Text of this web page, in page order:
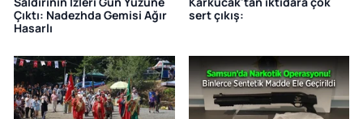
Çıktı: Nadezhda Gemisi Ağır
Hasarlı
sert çıkış: